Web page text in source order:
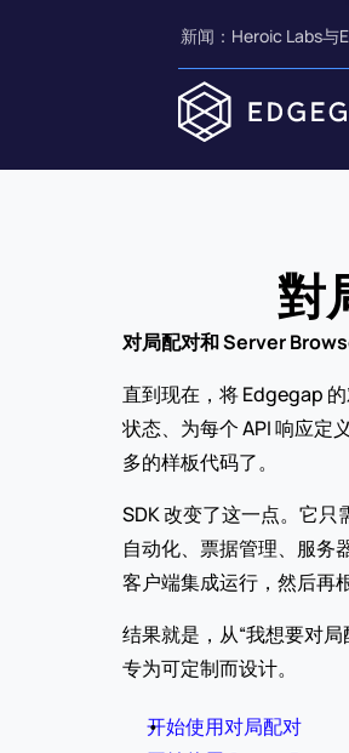
新闻：Heroic Labs与
對
对局配对和 Server
直到现在，将 Edgegap
状态、为每个 API 响应定
多的样板代码了。
SDK 改变了这一点。它
自动化、票据管理、服务
客户端集成运行，然后再
结果就是，从“我想要对
专为可定制而设计。
开始使用对局配对